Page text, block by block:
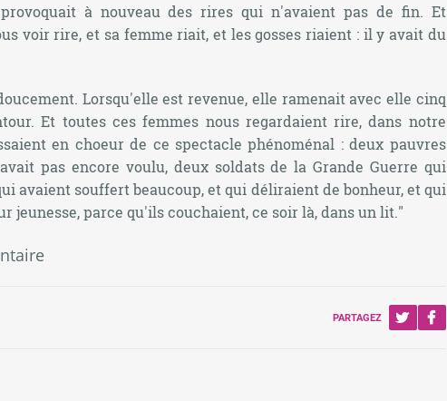
à nouveau des rires qui n'avaient pas de fin. Et
voir rire, et sa femme riait, et les gosses riaient : il y avait du
Lorsqu'elle est revenue, elle ramenait avec elle cinq
Et toutes ces femmes nous regardaient rire, dans notre
en choeur de ce spectacle phénoménal : deux pauvres
pas encore voulu, deux soldats de la Grande Guerre qui
avaient souffert beaucoup, et qui déliraient de bonheur, et qui
jeunesse, parce qu'ils couchaient, ce soir là, dans un lit."
PARTAGEZ